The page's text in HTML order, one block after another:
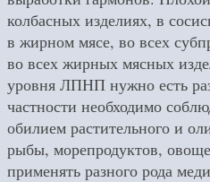
колбасных изделиях, в
в жирном мясе, во всех
во всех жирных мясных
уровня ЛПНП нужно есть
частности необходимо
обилием растительного и
рыбы, морепродуктов,
применять разного рода